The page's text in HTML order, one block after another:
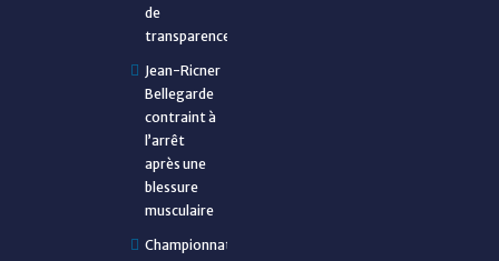
de
transparence
Jean-Ricner
Bellegarde
contraint à
l’arrêt
après une
blessure
musculaire
Championnat